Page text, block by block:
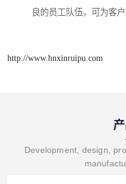
良的员工队伍，可为客
http://www.hnxinruipu.com
Development, design,